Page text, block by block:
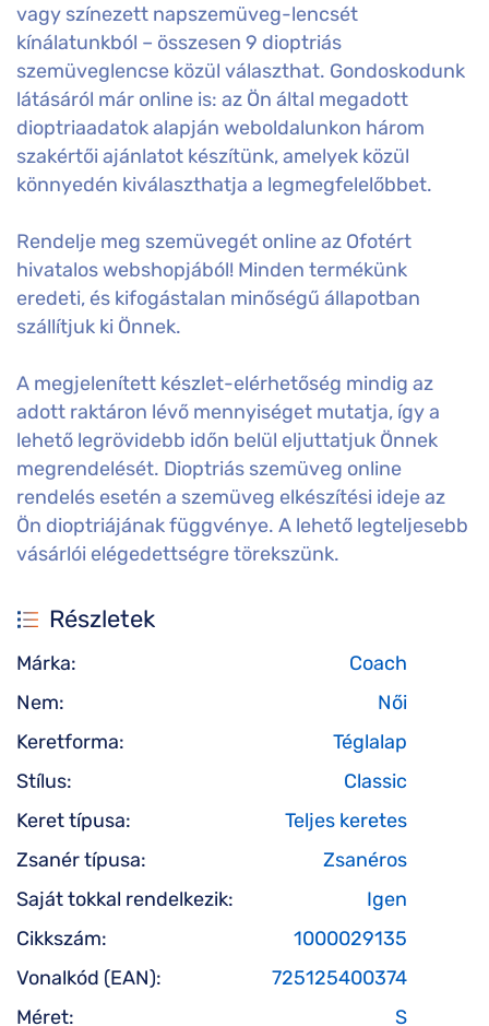
vagy színezett napszemüveg-lencsét
kínálatunkból – összesen 9 dioptriás
szemüveglencse közül választhat. Gondoskodunk
látásáról már online is: az Ön által megadott
dioptriaadatok alapján weboldalunkon három
szakértői ajánlatot készítünk, amelyek közül
könnyedén kiválaszthatja a legmegfelelőbbet.
Rendelje meg szemüvegét online az Ofotért
hivatalos webshopjából! Minden termékünk
eredeti, és kifogástalan minőségű állapotban
szállítjuk ki Önnek.
A megjelenített készlet-elérhetőség mindig az
adott raktáron lévő mennyiséget mutatja, így a
lehető legrövidebb időn belül eljuttatjuk Önnek
megrendelését. Dioptriás szemüveg online
rendelés esetén a szemüveg elkészítési ideje az
Ön dioptriájának függvénye. A lehető legteljesebb
vásárlói elégedettségre törekszünk.
Részletek
Márka:
Coach
Nem:
Női
Keretforma:
Téglalap
Stílus:
Classic
Keret típusa:
Teljes keretes
Zsanér típusa:
Zsanéros
Saját tokkal rendelkezik:
Igen
Cikkszám:
1000029135
Vonalkód (EAN):
725125400374
Méret:
S